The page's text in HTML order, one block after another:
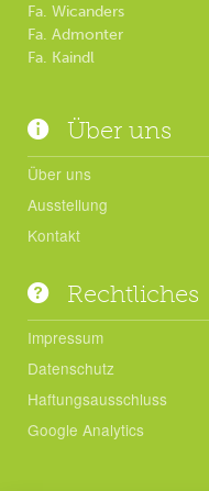
Fa. Wicanders
Fa. Admonter
Fa. Kaindl
Über uns
Über uns
Ausstellung
Kontakt
Rechtliches
Impressum
Datenschutz
Haftungsausschluss
Google Analytics